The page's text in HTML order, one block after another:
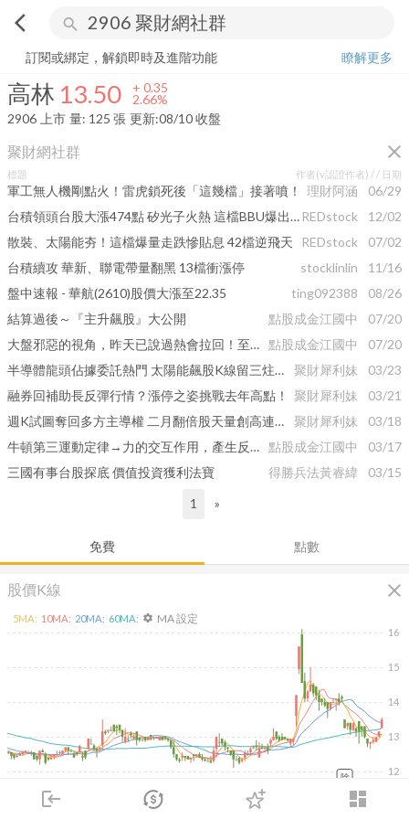
arrow_back_ios search
login dashboard
市場 登入
高林 13.50+ 2.66%
訂閱或綁定，解鎖即時及進階功能
瞭解更多
高林 13.50 + 0.35
2.66%
2906 上市 量: 125 張 更新:08/10 收盤
聚財網社群 close
免費 點數
標題 作者(v認證作者) / / 日期
軍工無人機剛點火！雷虎鎖死後「這幾檔」接著噴！ 理財阿涵
06/29
台積領頭台股大漲474點 矽光子火熱 這檔BBU爆出11萬張天量 REDstock
12/02
散裝、太陽能夯！這檔爆量走跌慘貼息 42檔逆飛天
REDstock
07/02
台積續攻 華新、聯電帶量翻黑 13檔衝漲停
stocklinlin
11/16
盤中速報 - 華航(2610)股價大漲至22.35
ting092388
08/26
結算過後～『主升飆股』大公開
點股成金江國中
07/20
大盤邪惡的視角，昨天已說過熱會拉回！至精無形、至大不可圍，不同視角將見證股價不同的故事！ 點股成金江國中
07/20
半導體龍頭佔據委託熱門 太陽能飆股K線留三炷香！
聚財犀利妹
03/23
融券回補助長反彈行情？漲停之姿挑戰去年高點！
聚財犀利妹
03/21
週K試圖奪回多方主導權 二月翻倍股天量創高連三黑！
聚財犀利妹
03/18
牛頓第三運動定律→力的交互作用，產生反作用力；如APP萬有引力→讓我們彼此吸引！幫您趨吉避凶汰弱留強 點股成金江國中
03/17
三國有事台股探底 價值投資獲利法寶
得勝兵法黃睿緯 03/15
1 »
股價K線 close
2026/02/11 2026/04/13 2026/05/29 2026/07/17
12
13
14
15
16
5MA: 10MA: 20MA: 60MA: settings MA 設定
除